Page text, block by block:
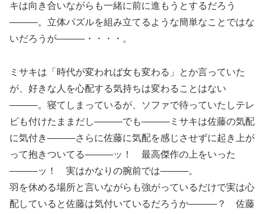
キは向き合いながらも一緒に前に進もうとするだろう
―――。立体パズルを組み立てるような簡単なことではな
いだろうが―――・・・・。
ミサキは「時代が変われば女も変わる」とか言っていた
が、好きな人を心配する気持ちは変わることはない
―――。寝てしまっているが、ソファで待っていたしテレ
ビも付けたままだし―――でも―――ミサキは佐藤の気配
に気付き―――さらに佐藤に気配を感じさせずに起き上が
って抱きついてる―――ッ！ 最高傑作の上をいった
―――ッ！ 実はかなりの腕前では―――。
羽を休める場所と言いながらも強がっているだけで実は心
配していると佐藤は気付いているだろうか―――？ 佐藤